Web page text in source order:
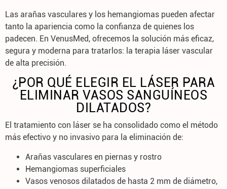
Las arañas vasculares y los hemangiomas pueden afectar
tanto la apariencia como la confianza de quienes los
padecen. En VenusMed, ofrecemos la solución más eficaz,
segura y moderna para tratarlos: la terapia láser vascular
de alta precisión.
¿POR QUÉ ELEGIR EL LÁSER PARA
ELIMINAR VASOS SANGUÍNEOS
DILATADOS?
El tratamiento con láser se ha consolidado como el método
más efectivo y no invasivo para la eliminación de:
Arañas vasculares en piernas y rostro
Hemangiomas superficiales
Vasos venosos dilatados de hasta 2 mm de diámetro,